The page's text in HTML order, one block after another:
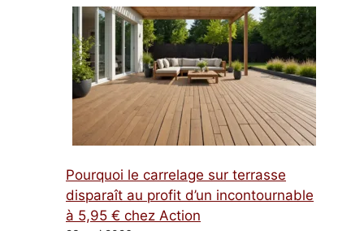
Pourquoi le carrelage sur terrasse
disparaît au profit d’un incontournable
à 5,95 € chez Action